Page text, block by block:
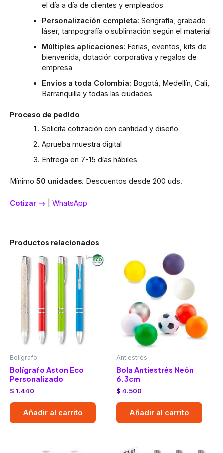
el día a día de clientes y empleados
Personalización completa: Serigrafía, grabado
láser, tampografía o sublimación según el material
Múltiples aplicaciones: Ferias, eventos, kits de
bienvenida, dotación corporativa y regalos de
empresa
Envíos a toda Colombia: Bogotá, Medellín, Cali,
Barranquilla y todas las ciudades
Proceso de pedido
Solicita cotización con cantidad y diseño
Aprueba muestra digital
Entrega en 7-15 días hábiles
Mínimo 50 unidades. Descuentos desde 200 uds.
Cotizar → WhatsApp
Productos relacionados
Bolígrafo
Bolígrafo Aston Eco
Personalizado
$ 1.440
Añadir al carrito
Antiestrés
Bola Antiestrés Neón
6.3cm
$ 4.500
Añadir al carrito